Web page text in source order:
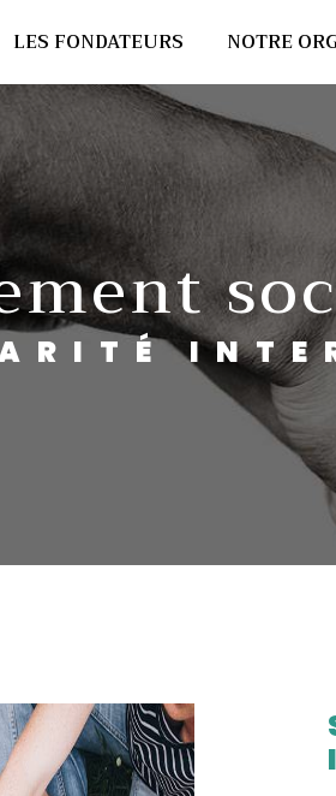
LES FONDATEURS NOTRE